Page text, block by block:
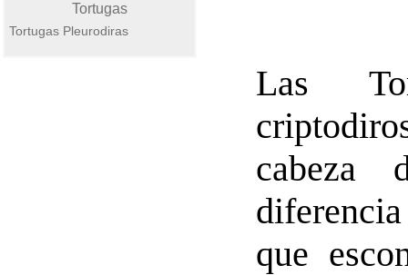
Tortugas
Tortugas Pleurodiras
Las
cabeza
que